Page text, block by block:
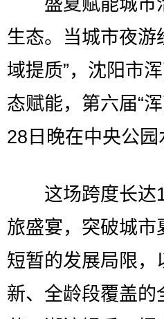
盛夏赋能城市
生态。当城市夜游
域提质”，沈阳市
态赋能，第六届“
28日晚在中央公
这场跨度长达
旅盛宴，突破城市
短暂的发展局限，
新、全龄段覆盖的